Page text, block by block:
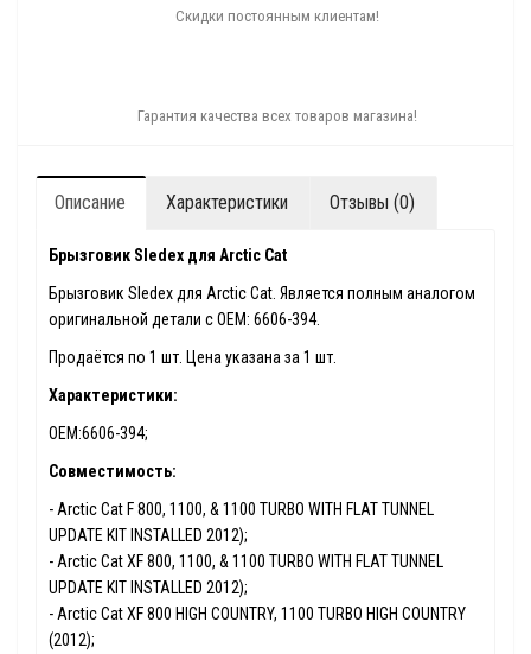
Скидки постоянным клиентам!
Гарантия качества всех товаров магазина!
Описание Характеристики Отзывы (0)
Брызговик Sledex для Arctic Cat
Брызговик Sledex для Arctic Cat. Является полным аналогом
оригинальной детали с ОЕМ: 6606-394.
Продаётся по 1 шт. Цена указана за 1 шт.
Характеристики:
ОЕМ:6606-394;
Совместимость:
- Arctic Cat F 800, 1100, & 1100 TURBO WITH FLAT TUNNEL
UPDATE KIT INSTALLED 2012);
- Arctic Cat XF 800, 1100, & 1100 TURBO WITH FLAT TUNNEL
UPDATE KIT INSTALLED 2012);
- Arctic Cat XF 800 HIGH COUNTRY, 1100 TURBO HIGH COUNTRY
(2012);